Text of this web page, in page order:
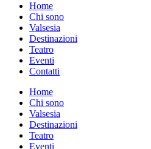
Home
Chi sono
Valsesia
Destinazioni
Teatro
Eventi
Contatti
Home
Chi sono
Valsesia
Destinazioni
Teatro
Eventi